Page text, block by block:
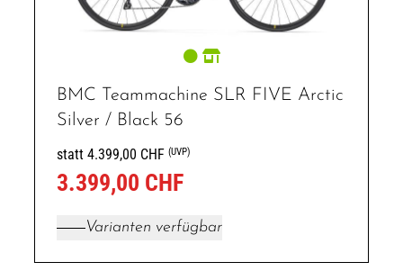
BMC Teammachine SLR FIVE Arctic
Silver / Black 56
statt 4.399,00 CHF(UVP)
3.399,00 CHF
Varianten verfügbar